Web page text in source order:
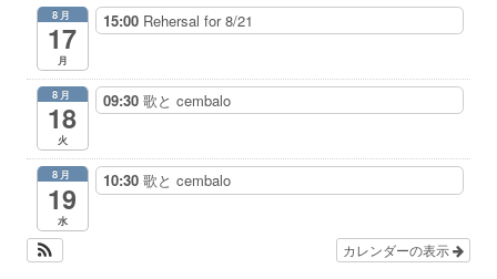
8月
17
月
15:00 Rehersal for 8/21
8月
18
火
09:30 歌と cembalo
8月
19
水
10:30 歌と cembalo
カレンダーの表示